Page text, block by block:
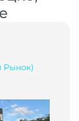
Рынок)